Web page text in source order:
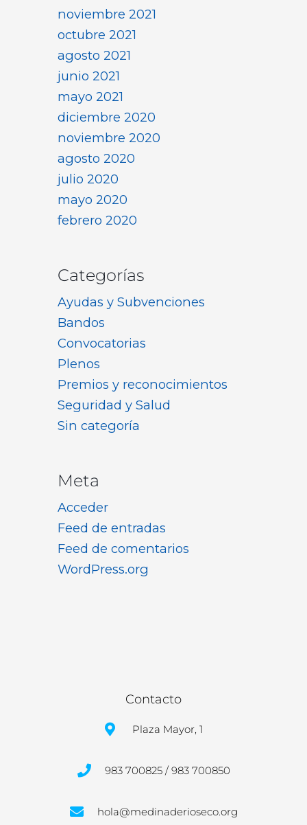
noviembre 2021
octubre 2021
agosto 2021
junio 2021
mayo 2021
diciembre 2020
noviembre 2020
agosto 2020
julio 2020
mayo 2020
febrero 2020
Categorías
Ayudas y Subvenciones
Bandos
Convocatorias
Plenos
Premios y reconocimientos
Seguridad y Salud
Sin categoría
Meta
Acceder
Feed de entradas
Feed de comentarios
WordPress.org
Contacto
Plaza Mayor, 1
983 700825 / 983 700850
hola@medinaderioseco.org